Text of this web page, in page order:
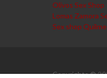
Olivos Sex Shop
Lomas Zamora
Sex shop
Copyrights ©